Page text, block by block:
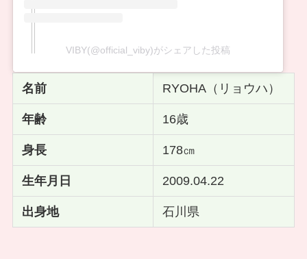
VIBY(@official_viby)がシェアした投稿
名前 RYOHA（リョウハ）
年齢 16歳
身長 178㎝
生年月日 2009.04.22
出身地 石川県